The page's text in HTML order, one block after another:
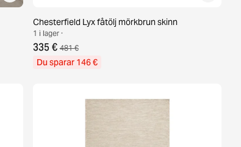
Chesterfield Lyx fåtölj mörkbrun skinn
1 i lager ·
335 € 481 €
Du sparar 146 €